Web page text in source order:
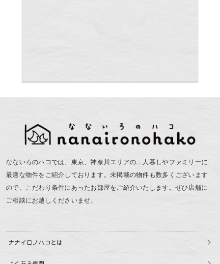
なないろのハコでは、東京、神奈川エリアの二人暮しやファミリーに
最適な物件をご紹介しております。未掲載の物件も数多くございます
ので、こだわり条件にあったお部屋をご紹介いたします。ぜひ店舗に
ご相談にお越しくださいませ。
ナナイロノハコとは